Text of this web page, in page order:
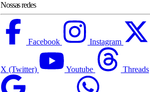
Nossas redes
Facebook Instagram
X (Twitter) Youtube Threads